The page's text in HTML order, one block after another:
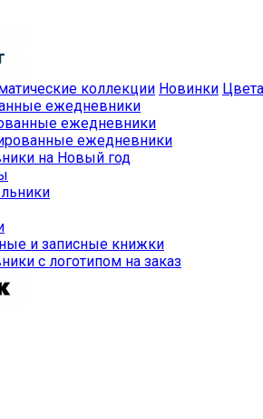
коллекции Новинки Цвета
ежедневники
ежедневники
ежедневники
на Новый год
и записные книжки
с логотипом на заказ